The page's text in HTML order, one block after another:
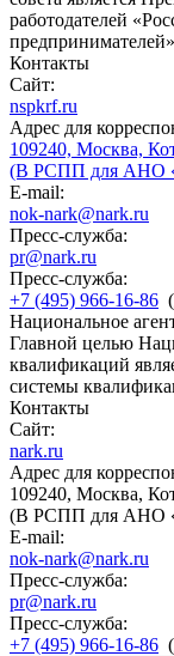
работодателей
Контакты
Сайт:
nspkrf.ru
Адрес для
109240, Москва,
(В РСПП для АНО
E-mail:
nok-nark@nark.ru
Пресс-служба:
pr@nark.ru
Пресс-служба:
+7 (495) 966-16-86
Национальное
Главной целью
квалификаций
системы
Контакты
Сайт:
nark.ru
Адрес для
109240, Москва,
(В РСПП для АНО
E-mail:
nok-nark@nark.ru
Пресс-служба:
pr@nark.ru
Пресс-служба:
+7 (495) 966-16-86